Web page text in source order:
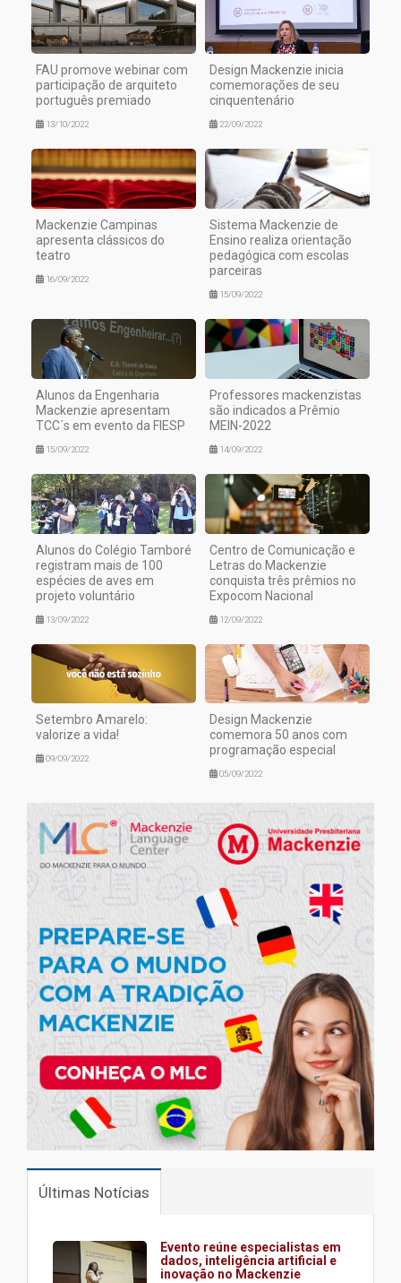
FAU promove webinar com
participação de arquiteto
português premiado
13/10/2022
Design Mackenzie inicia
comemorações de seu
cinquentenário
22/09/2022
Mackenzie Campinas
apresenta clássicos do
teatro
16/09/2022
Sistema Mackenzie de
Ensino realiza orientação
pedagógica com escolas
parceiras
15/09/2022
Alunos da Engenharia
Mackenzie apresentam
TCC´s em evento da FIESP
15/09/2022
Professores mackenzistas
são indicados a Prêmio
MEIN-2022
14/09/2022
Alunos do Colégio Tamboré
registram mais de 100
espécies de aves em
projeto voluntário
13/09/2022
Centro de Comunicação e
Letras do Mackenzie
conquista três prêmios no
Expocom Nacional
12/09/2022
Setembro Amarelo:
valorize a vida!
09/09/2022
Design Mackenzie
comemora 50 anos com
programação especial
05/09/2022
Últimas Notícias
Evento reúne especialistas em
dados, inteligência artificial e
inovação no Mackenzie